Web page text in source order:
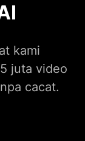
kami
juta video
cacat.